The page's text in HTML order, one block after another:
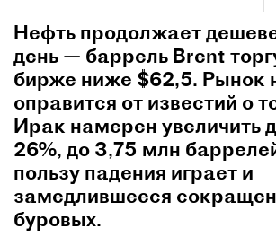
Нефть продолжает
день — баррель Brent
бирже ниже $62,5. Рынок
оправится от известий о
Ирак намерен увеличить
26%, до 3,75 млн
пользу падения играет и
замедлившееся
буровых.